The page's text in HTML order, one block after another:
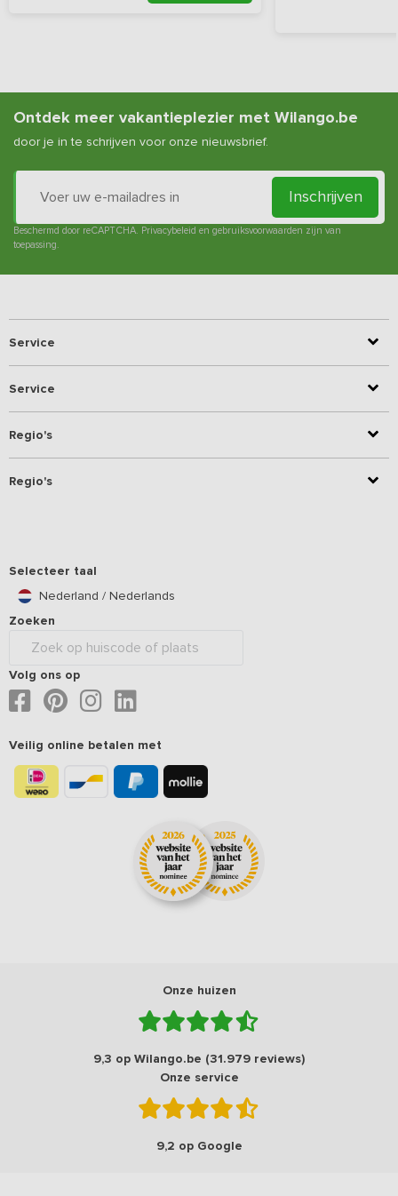
Ontdek meer vakantieplezier met Wilango.be
door je in te schrijven voor onze nieuwsbrief.
Inschrijven
Beschermd door reCAPTCHA. Privacybeleid en gebruiksvoorwaarden zijn van
toepassing.
Service
Service
Regio's
Regio's
Selecteer taal
Nederland / Nederlands
Zoeken
Volg ons op
Veilig online betalen met
Onze huizen
9,3 op Wilango.be (31.979 reviews)
Onze service
9,2 op Google